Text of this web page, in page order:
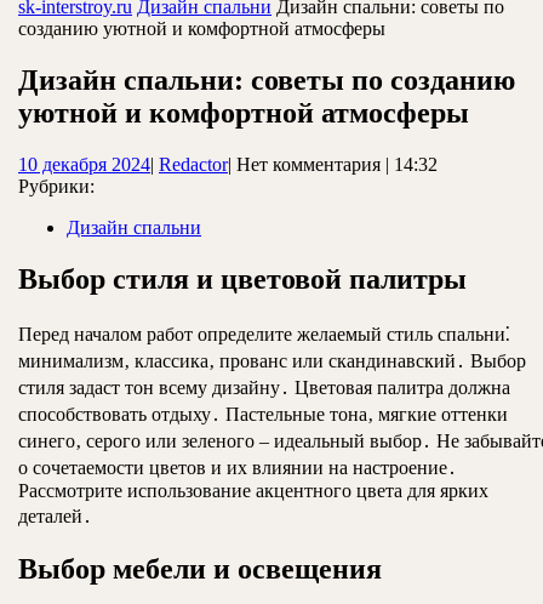
sk-interstroy.ru Дизайн спальни Дизайн спальни: советы по
созданию уютной и комфортной атмосферы
Дизайн спальни: советы по созданию
уютной и комфортной атмосферы
10 декабря 202410
| RedactorRedactor
| Нет комментария | 14:32
Рубрики:
Дизайн спальни
Выбор стиля и цветовой палитры
Перед началом работ определите желаемый стиль спальни⁚
минимализм‚ классика‚ прованс или скандинавский․ Выбор
стиля задаст тон всему дизайну․ Цветовая палитра должна
способствовать отдыху․ Пастельные тона‚ мягкие оттенки
синего‚ серого или зеленого – идеальный выбор․ Не
о сочетаемости цветов и их влиянии на настроение․
Рассмотрите использование акцентного цвета для ярких
деталей․
Выбор мебели и освещения